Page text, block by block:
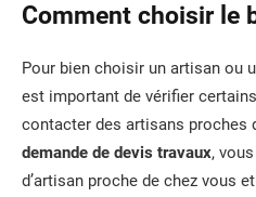
Comment choisir le
Pour bien choisir un artisan ou
est important de vérifier
contacter des artisans proches
demande de devis travaux,
d’artisan proche de chez vous